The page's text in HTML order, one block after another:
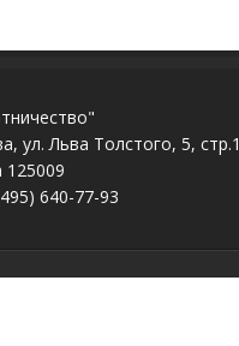
ул. Льва Толстого, 5, стр.1
125009
640-77-93